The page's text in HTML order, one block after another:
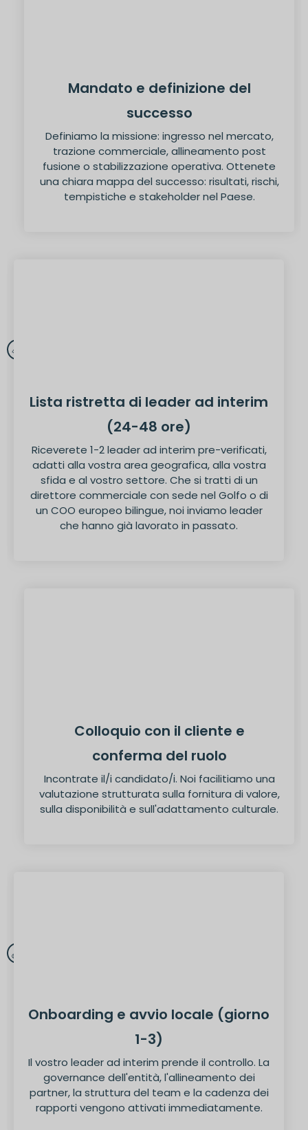
Mandato e definizione del
successo
Definiamo la missione: ingresso nel mercato,
trazione commerciale, allineamento post
fusione o stabilizzazione operativa. Ottenete
una chiara mappa del successo: risultati, rischi,
tempistiche e stakeholder nel Paese.
Lista ristretta di leader ad interim
(24-48 ore)
Riceverete 1-2 leader ad interim pre-verificati,
adatti alla vostra area geografica, alla vostra
sfida e al vostro settore. Che si tratti di un
direttore commerciale con sede nel Golfo o di
un COO europeo bilingue, noi inviamo leader
che hanno già lavorato in passato.
Colloquio con il cliente e
conferma del ruolo
Incontrate il/i candidato/i. Noi facilitiamo una
valutazione strutturata sulla fornitura di valore,
sulla disponibilità e sull'adattamento culturale.
Onboarding e avvio locale (giorno
1-3)
Il vostro leader ad interim prende il controllo. La
governance dell'entità, l'allineamento dei
partner, la struttura del team e la cadenza dei
rapporti vengono attivati immediatamente.